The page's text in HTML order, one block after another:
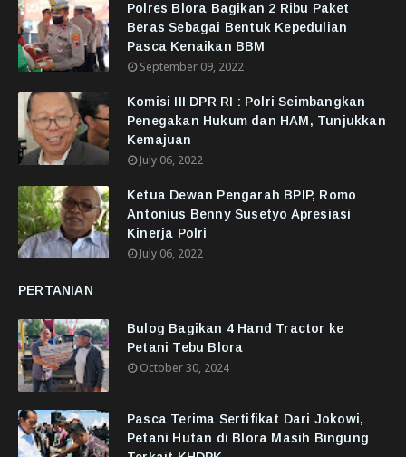
Polres Blora Bagikan 2 Ribu Paket
Beras Sebagai Bentuk Kepedulian
Pasca Kenaikan BBM
September 09, 2022
Komisi III DPR RI : Polri Seimbangkan
Penegakan Hukum dan HAM, Tunjukkan
Kemajuan
July 06, 2022
Ketua Dewan Pengarah BPIP, Romo
Antonius Benny Susetyo Apresiasi
Kinerja Polri
July 06, 2022
PERTANIAN
Bulog Bagikan 4 Hand Tractor ke
Petani Tebu Blora
October 30, 2024
Pasca Terima Sertifikat Dari Jokowi,
Petani Hutan di Blora Masih Bingung